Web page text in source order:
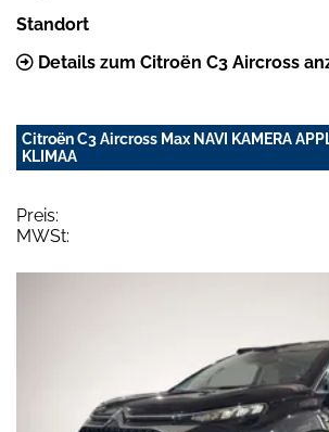
Standort
Details zum Citroën C3 Aircross
Citroën C3 Aircross Max NAVI KAMERA
KLIMAA
Preis:
MWSt: